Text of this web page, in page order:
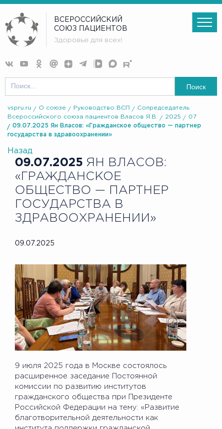
ВСЕРОССИЙСКИЙ
СОЮЗ ПАЦИЕНТОВ
Здоровье для всех!
Поиск
vspru.ru О союзе Руководство ВСП
Сопредседатель
Всероссийского союза пациентов Власов Я.В.
2025
07
09.07.2025 Ян Власов: «Гражданское общество — партнер
государства в здравоохранении»
Назад
09.07.2025 ЯН ВЛАСОВ:
«ГРАЖДАНСКОЕ
ОБЩЕСТВО — ПАРТНЕР
ГОСУДАРСТВА В
ЗДРАВООХРАНЕНИИ»
09.07.2025
9 июля 2025 года в Москве состоялось
расширенное заседание Постоянной
комиссии по развитию институтов
гражданского общества при Президенте
Российской Федерации на тему: «Развитие
благотворительной деятельности как